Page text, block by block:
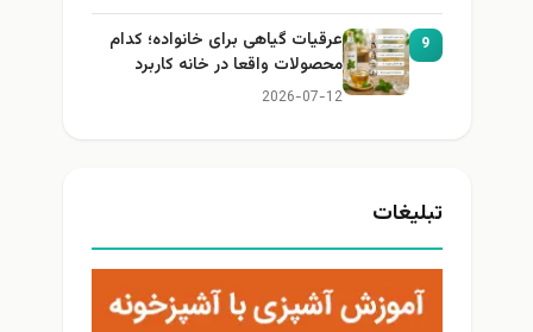
9
عرقیات گیاهی برای خانواده؛ کدام
محصولات واقعا در خانه کاربرد
دارند؟
2026-07-12
تبلیغات